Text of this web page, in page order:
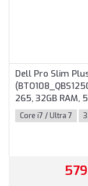
Dell Pro Slim
265, 32GB RAM,
rendszer nélkül -
garancia
Core i7 / Ultra 7